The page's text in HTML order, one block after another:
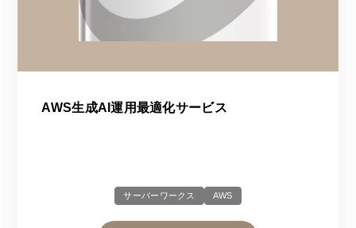
AWS生成AI運用最適化サービス
サーバーワークス AWS